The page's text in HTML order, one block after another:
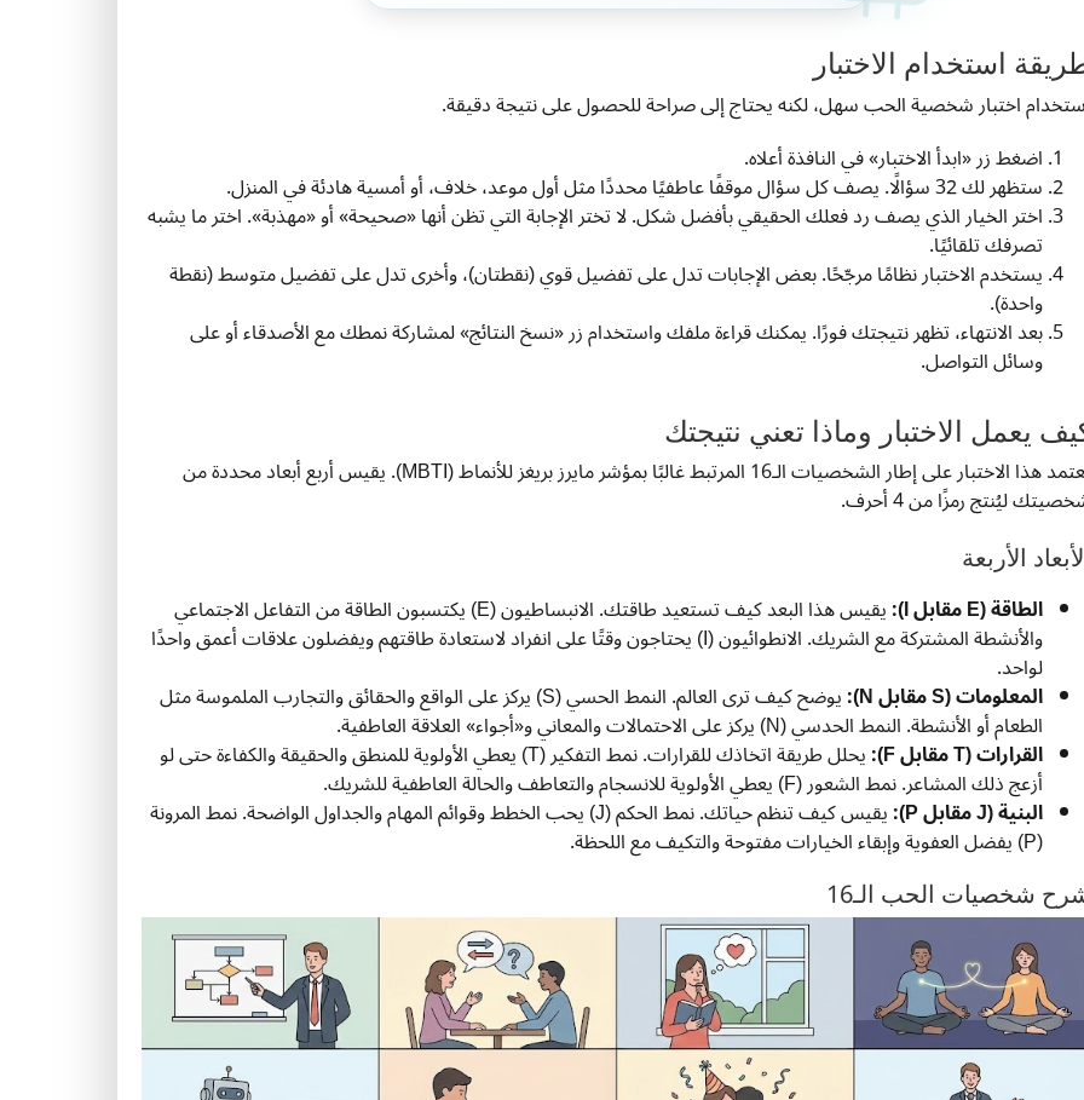
استخدام الاختبار
اختبار شخصية الحب سهل، لكنه يحتاج إلى صراحة للحصول على نتيجة دقيقة.
اضغط زر «ابدأ الاختبار» في النافذة أعلاه.
ستظهر لك 32 سؤالًا. يصف كل سؤال موقفًا عاطفيًا محددًا مثل أول موعد، خلاف، أو أمسية هادئة في المنزل.
اختر الخيار الذي يصف رد فعلك الحقيقي بأفضل شكل. لا تختر الإجابة التي تظن أنها «صحيحة» أو «مهذبة». اختر ما يشبه
تصرفك تلقائيًا.
يستخدم الاختبار نظامًا مرجّحًا. بعض الإجابات تدل على تفضيل قوي (نقطتان)، وأخرى تدل على تفضيل متوسط (نقطة
واحدة).
بعد الانتهاء، تظهر نتيجتك فورًا. يمكنك قراءة ملفك واستخدام زر «نسخ النتائج» لمشاركة نمطك مع الأصدقاء أو على
وسائل التواصل.
يعمل الاختبار وماذا تعني نتيجتك
يعتمد هذا الاختبار على إطار الشخصيات الـ16 المرتبط غالبًا بمؤشر مايرز بريغز للأنماط (MBTI). يقيس أربع أبعاد محددة من
ليُنتج رمزًا من 4 أحرف.
الأربعة
الطاقة (E مقابل I): يقيس هذا البعد كيف تستعيد طاقتك. الانبساطيون (E) يكتسبون الطاقة من التفاعل الاجتماعي
والأنشطة المشتركة مع الشريك. الانطوائيون (I) يحتاجون وقتًا على انفراد لاستعادة طاقتهم ويفضلون علاقات أعمق واحدًا
لواحد.
المعلومات (S مقابل N): يوضح كيف ترى العالم. النمط الحسي (S) يركز على الواقع والحقائق والتجارب الملموسة مثل
الطعام أو الأنشطة. النمط الحدسي (N) يركز على الاحتمالات والمعاني و«أجواء» العلاقة العاطفية.
القرارات (T مقابل F): يحلل طريقة اتخاذك للقرارات. نمط التفكير (T) يعطي الأولوية للمنطق والحقيقة والكفاءة حتى لو
أزعج ذلك المشاعر. نمط الشعور (F) يعطي الأولوية للانسجام والتعاطف والحالة العاطفية للشريك.
البنية (J مقابل P): يقيس كيف تنظم حياتك. نمط الحكم (J) يحب الخطط وقوائم المهام والجداول الواضحة. نمط المرونة
(P) يفضل العفوية وإبقاء الخيارات مفتوحة والتكيف مع اللحظة.
شخصيات الحب الـ16